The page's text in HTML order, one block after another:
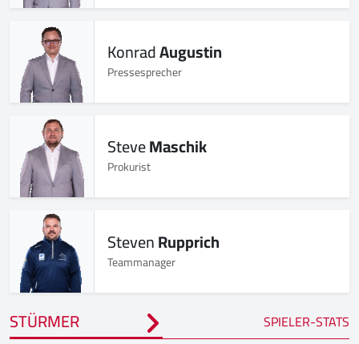
KonradAugustin
Pressesprecher
SteveMaschik
Prokurist
StevenRupprich
Teammanager
STÜRMER SPIELER-STATS